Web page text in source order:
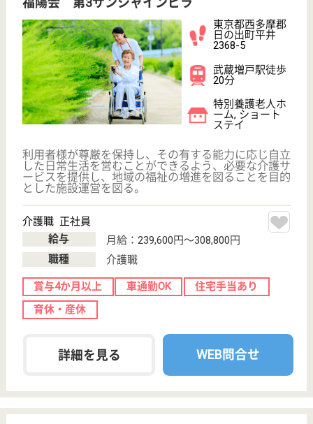
サイトマップ 利用規約
プライバシーポリシー 運営会社
採用ご担当者様へ お知らせ
看護師の求人・転職なら
『クリックジョブ看護』
介護職求人支援サービス『クリックジョブ介護』運営会社:
ライフワンズ株式会社 ( 厚生労働大臣許可 )13- ユ -303765
Copyright©LifeOnes Ltd. All Rights Reserved